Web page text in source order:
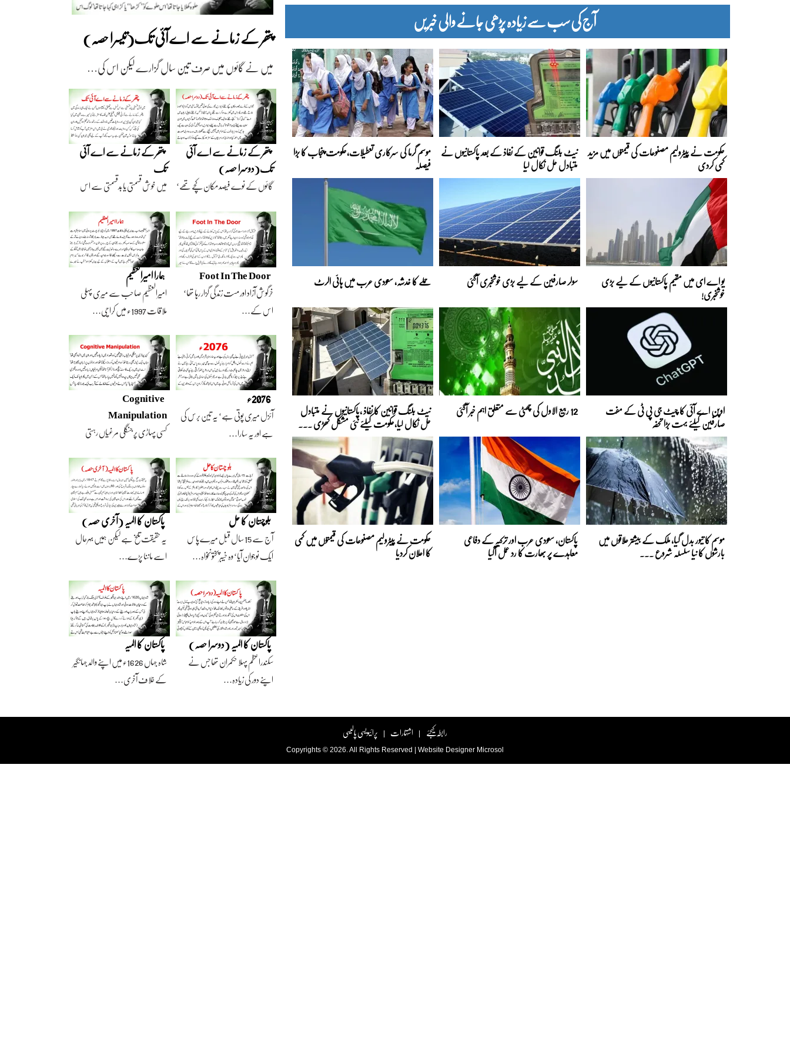
آج کی سب سے زیادہ پڑھی جانے والی خبریں
حکومت نے پیٹرولیم مصنوعات کی قیمتوں میں مزید
کمی کردی
نیٹ بلنگ قوانین کے نفاذ کے بعد پاکستانیوں نے
متبادل حل نکال لیا
موسم گرما کی سرکاری تعطیلات،حکومت پنجاب کا بڑا
فیصلہ
یو اے ای میں مقیم پاکستانیوں کے لیے بڑی
خوشخبری!
سولر صارفین کے لیے بڑی خوشخبری آگئی حملے کا خدشہ، سعودی عرب میں ہائی الرٹ
اوپن اے آئی کا چیٹ جی پی ٹی کے مفت
صارفین کیلئے بہت بڑا تحفہ
12 ربیع الاول کی چھٹی سے متعلق اہم خبر آگئی نیٹ بلنگ قوانین کا نفاذ ،پاکستانیوں نے متبادل
حل نکال لیا،حکومت کیلئے نئی مشکل کھڑی ...
موسم کا تیور بدل گیا، ملک کے بیشتر علاقوں میں
بارشوں کا نیا سلسلہ شروع ...
پاکستان، سعودی عرب اور ترکیہ کے دفاعی
معاہدے پر بھارت کا رد عمل آگیا
حکومت نے پیٹرولیم مصنوعات کی قیمتوں میں کمی
کا اعلان کردیا
پتھر کے زمانے سے اے آئی تک(تیسرا حصہ)
میں نے گائوں میں صرف تین سال گزارے لیکن اس کی…
پتھر کے زمانے سے اے آئی
تک(دوسرا حصہ)
گائوں کے نوے فیصد مکان کچے تھے‘
پتھر کے زمانے سے اے آئی
تک
میں خوش قسمتی یا بدقسمتی سے اس
Foot In The Door
خرگوش آزاد اور مست زندگی گزار رہا تھا‘
اس کے…
ہمارا امیرالعظیم
امیرالعظیم صاحب سے میری پہلی
ملاقات 1997ء میں کراچی…
2076ء
آئزل میری پوتی ہے‘ یہ تین برس کی
ہے اور یہ سارا…
Cognitive
Manipulation
کسی پہاڑی پر جنگلی مرغیاں رہتی
بلوچستان کا حل
آج سے 15 سال قبل میرے پاس
ایک نوجوان آیا‘ وہ خیبرپختونخواہ…
پاکستان کا المیہ (آخری حصہ)
یہ حقیقت تلخ ہے لیکن ہمیں بہرحال
اسے ماننا پڑے…
پاکستان کا المیہ (دوسرا حصہ)
سکندراعظم پہلا حکمران تھا جس نے
اپنے دور کی زیادہ…
پاکستان کا المیہ
شاہ جہاں 1626ء میں اپنے والد جہانگیر
کے خلاف آخری…
رابطہ کیجئے | اشتہارات | پرائیویسی پالیسی
Copyrights © 2026. All Rights Reserved | Website Designer Microsol